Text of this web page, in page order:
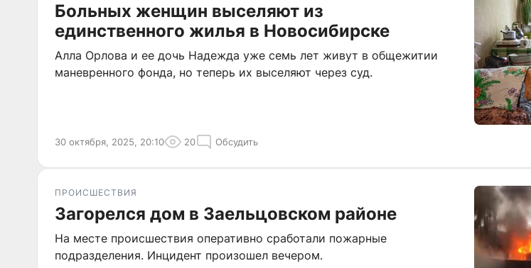
Больных женщин выселяют из
единственного жилья в Новосибирске
Алла Орлова и ее дочь Надежда уже семь лет живут в общежитии
маневренного фонда, но теперь их выселяют через суд.
30 октября, 2025, 20:10 20 Обсудить
ПРОИСШЕСТВИЯ
Загорелся дом в Заельцовском районе
На месте происшествия оперативно сработали пожарные
подразделения. Инцидент произошел вечером.